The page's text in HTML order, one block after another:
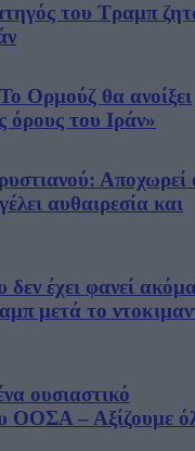
του Τραμπ
Ορμούζ θα ανοίξει
του Ιράν»
Αποχωρεί
αυθαιρεσία και
δεν έχει φανεί
μετά το
ουσιαστικό
ΟΟΣΑ – Αξίζουμε